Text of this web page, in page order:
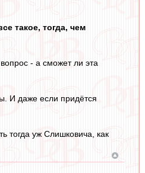
такое, тогда, чем
- а сможет ли эта
И даже если придётся
тогда уж Слишковича, как